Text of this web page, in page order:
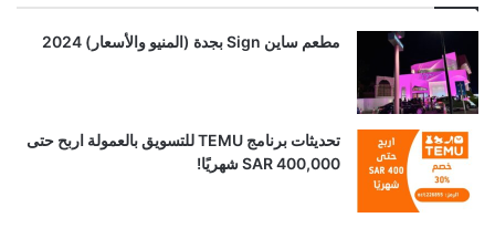
مطعم ساين Sign بجدة (المنيو والأسعار) 2024
تحديثات برنامج TEMU للتسويق بالعمولة اربح حتى
SAR 400,000 شهريًا!